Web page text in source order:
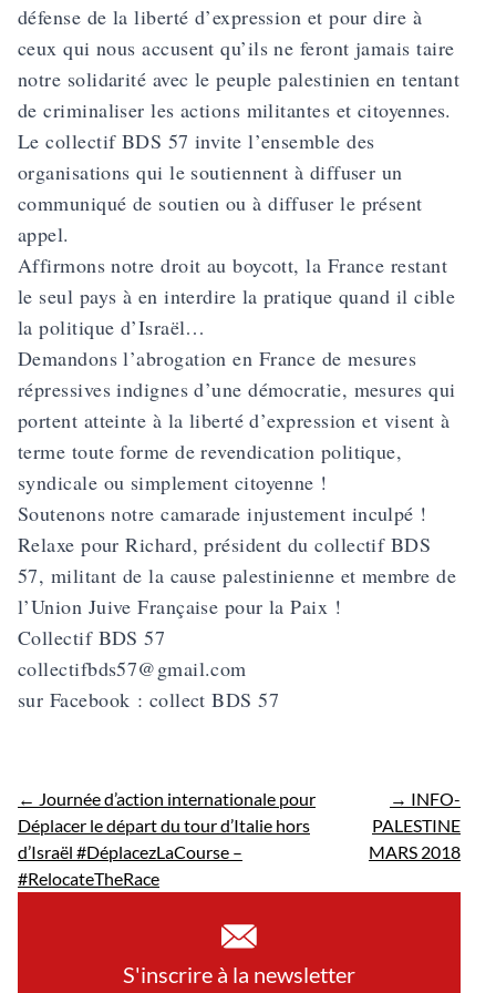
défense de la liberté d’expression et pour dire à
ceux qui nous accusent qu’ils ne feront jamais taire
notre solidarité avec le peuple palestinien en tentant
de criminaliser les actions militantes et citoyennes.
Le collectif BDS 57 invite l’ensemble des
organisations qui le soutiennent à diffuser un
communiqué de soutien ou à diffuser le présent
appel.
Affirmons notre droit au boycott, la France restant
le seul pays à en interdire la pratique quand il cible
la politique d’Israël…
Demandons l’abrogation en France de mesures
répressives indignes d’une démocratie, mesures qui
portent atteinte à la liberté d’expression et visent à
terme toute forme de revendication politique,
syndicale ou simplement citoyenne !
Soutenons notre camarade injustement inculpé !
Relaxe pour Richard, président du collectif BDS
57, militant de la cause palestinienne et membre de
l’Union Juive Française pour la Paix !
Collectif BDS 57
collectifbds57@gmail.com
sur Facebook : collect BDS 57
← Journée d’action internationale pour
Déplacer le départ du tour d’Italie hors
d’Israël #DéplacezLaCourse –
#RelocateTheRace
→ INFO-
PALESTINE
MARS 2018
S'inscrire à la newsletter